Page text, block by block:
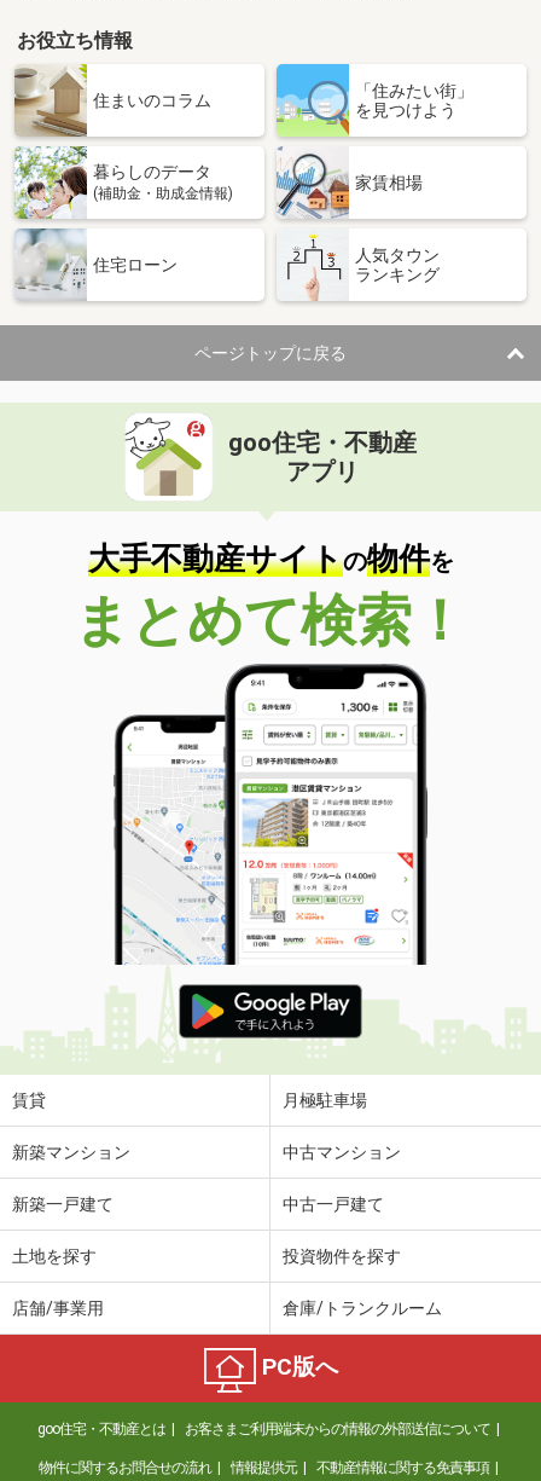
お役立ち情報
住まいのコラム
「住みたい街」
を見つけよう
暮らしのデータ
(補助金・助成金情報)
家賃相場
住宅ローン
人気タウン
ランキング
ページトップに戻る
goo住宅・不動産
アプリ
大手不動産サイトの物件を
まとめて検索！
賃貸 月極駐車場
新築マンション 中古マンション
新築一戸建て 中古一戸建て
土地を探す 投資物件を探す
店舗/事業用 倉庫/トランクルーム
PC版へ
goo住宅・不動産とは お客さまご利用端末からの情報の外部送信について
物件に関するお問合せの流れ 情報提供元 不動産情報に関する免責事項